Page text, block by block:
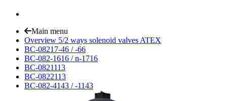
Main menu
Overview 5/2 ways solenoid valves ATEX
BC-08217-46 / -66
BC-082-1616 / n-1716
BC-0821113
BC-0822113
BC-082-4143 / -1143